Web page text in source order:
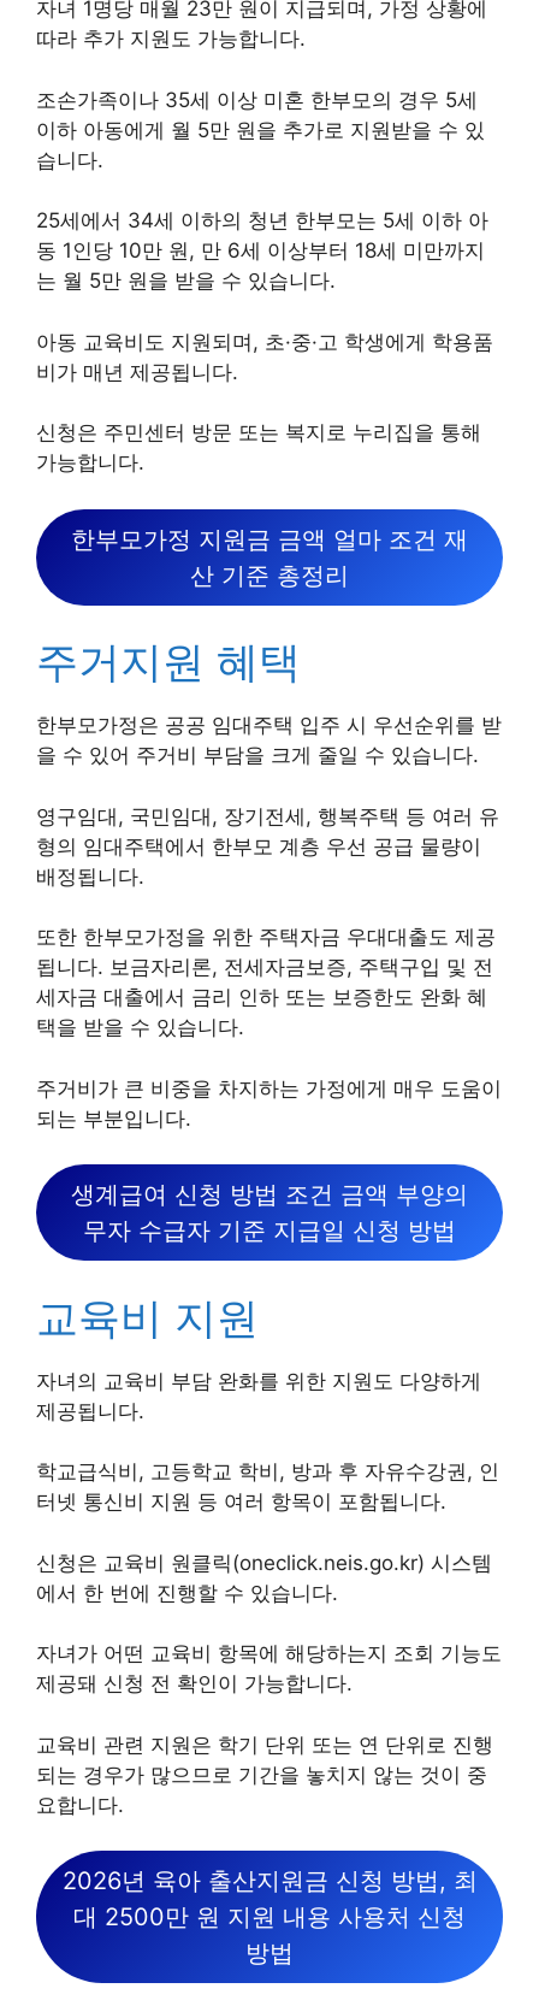
자녀 1명당 매월 23만 원이 지급되며, 가정 상황에
따라 추가 지원도 가능합니다.
조손가족이나 35세 이상 미혼 한부모의 경우 5세
이하 아동에게 월 5만 원을 추가로 지원받을 수 있
습니다.
25세에서 34세 이하의 청년 한부모는 5세 이하 아
동 1인당 10만 원, 만 6세 이상부터 18세 미만까지
는 월 5만 원을 받을 수 있습니다.
아동 교육비도 지원되며, 초·중·고 학생에게 학용품
비가 매년 제공됩니다.
신청은 주민센터 방문 또는 복지로 누리집을 통해
가능합니다.
한부모가정 지원금 금액 얼마 조건 재
산 기준 총정리
주거지원 혜택
한부모가정은 공공 임대주택 입주 시 우선순위를 받
을 수 있어 주거비 부담을 크게 줄일 수 있습니다.
영구임대, 국민임대, 장기전세, 행복주택 등 여러 유
형의 임대주택에서 한부모 계층 우선 공급 물량이
배정됩니다.
또한 한부모가정을 위한 주택자금 우대대출도 제공
됩니다. 보금자리론, 전세자금보증, 주택구입 및 전
세자금 대출에서 금리 인하 또는 보증한도 완화 혜
택을 받을 수 있습니다.
주거비가 큰 비중을 차지하는 가정에게 매우 도움이
되는 부분입니다.
생계급여 신청 방법 조건 금액 부양의
무자 수급자 기준 지급일 신청 방법
교육비 지원
자녀의 교육비 부담 완화를 위한 지원도 다양하게
제공됩니다.
학교급식비, 고등학교 학비, 방과 후 자유수강권, 인
터넷 통신비 지원 등 여러 항목이 포함됩니다.
신청은 교육비 원클릭(oneclick.neis.go.kr) 시스템
에서 한 번에 진행할 수 있습니다.
자녀가 어떤 교육비 항목에 해당하는지 조회 기능도
제공돼 신청 전 확인이 가능합니다.
교육비 관련 지원은 학기 단위 또는 연 단위로 진행
되는 경우가 많으므로 기간을 놓치지 않는 것이 중
요합니다.
2026년 육아 출산지원금 신청 방법, 최
대 2500만 원 지원 내용 사용처 신청
방법